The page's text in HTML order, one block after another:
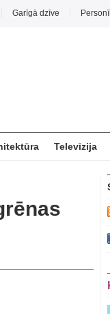
Garīgā dzīve
Televīzija